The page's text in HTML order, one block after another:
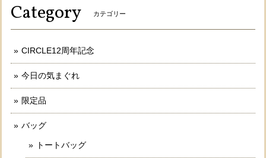
Category カテゴリー
CIRCLE12周年記念
今日の気まぐれ
限定品
バッグ
トートバッグ